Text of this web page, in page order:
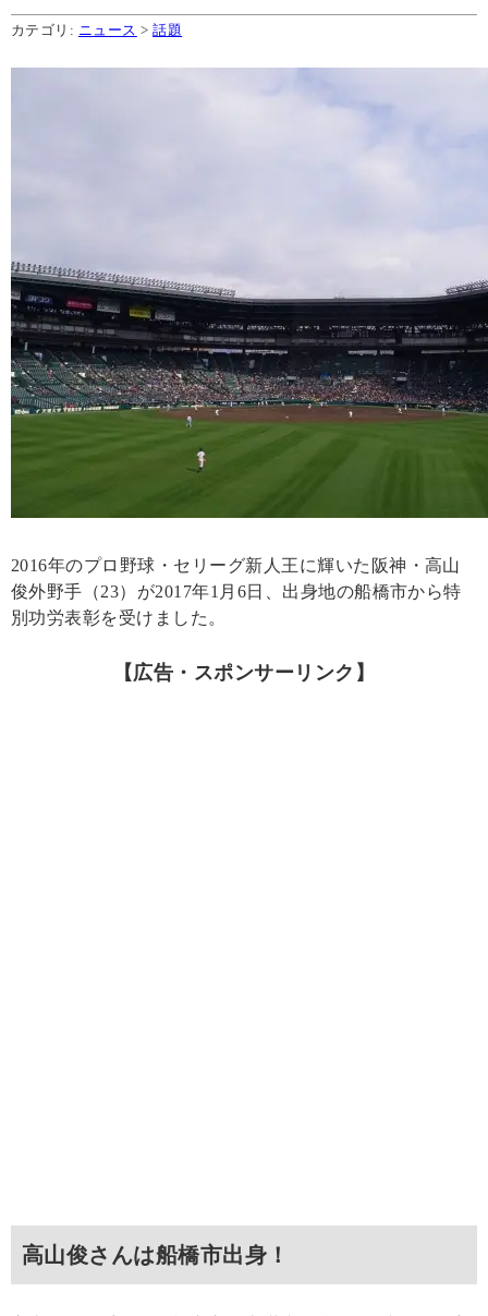
カテゴリ: ニュース >話題
2016年のプロ野球・セリーグ新人王に輝いた阪神・高山
俊外野手（23）が2017年1月6日、出身地の船橋市から特
別功労表彰を受けました。
【広告・スポンサーリンク】
高山俊さんは船橋市出身！